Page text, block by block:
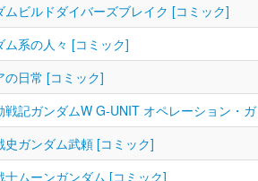
ムビルドダイバーズブレイク [コミック]
ム系の人々 [コミック]
の日常 [コミック]
戦記ガンダムW G-UNIT オペレーション・
史ガンダム武頼 [コミック]
士ムーンガンダム [コミック]